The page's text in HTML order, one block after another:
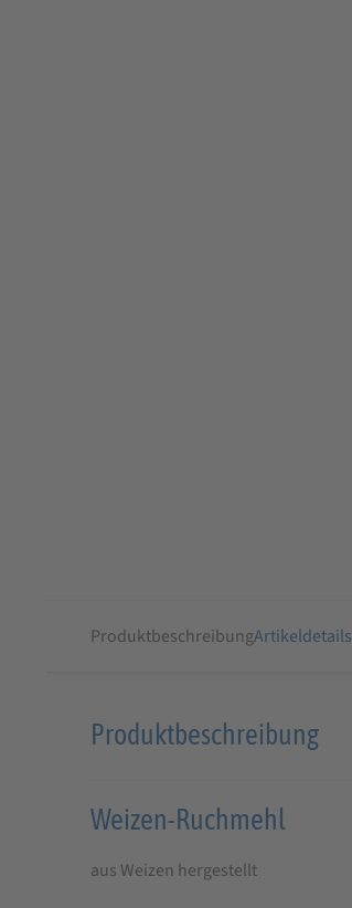
ProduktbeschreibungArtikeldetails
Produktbeschreibung
Weizen
-
Ruchmehl
Produktbeschreibung
Weizen-Ruchmehl
aus Weizen hergestellt